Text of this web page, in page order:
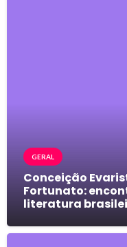
GERAL
Conceição
Fortunato:
literatura